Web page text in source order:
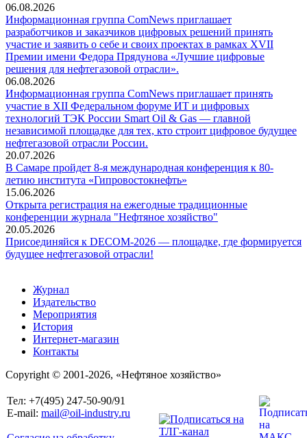
06.08.2026
Информационная группа ComNews приглашает
разработчиков и заказчиков цифровых решений принять
участие и заявить о себе и своих проектах в рамках XVII
Премии имени Федора Прядунова «Лучшие цифровые
решения для нефтегазовой отрасли».
06.08.2026
Информационная группа ComNews приглашает принять
участие в XII Федеральном форуме ИТ и цифровых
технологий ТЭК России Smart Oil & Gas — главной
независимой площадке для тех, кто строит цифровое будущее
нефтегазовой отрасли России.
20.07.2026
В Самаре пройдет 8-я международная конференция к 80-
летию института «Гипровостокнефть»
15.06.2026
Открыта регистрация на ежегодные традиционные
конференции журнала "Нефтяное хозяйство"
20.05.2026
Присоединяйся к DECOM-2026 — площадке, где формируется
будущее нефтегазовой отрасли!
Журнал
Издательство
Мероприятия
История
Интернет-магазин
Контакты
Copyright © 2001-2026, «Нефтяное хозяйство»
Тел: +7(495) 247-50-90/91
E-mail: mail@oil-industry.ru